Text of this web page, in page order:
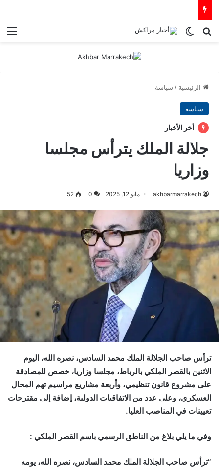
بحث عنالوضع المظلم
الرئيسية / سياسة
سياسة
أخر الأخبار
جلالة الملك يترأس مجلسا
وزاريا
akhbarmarrakech مايو 12, 2025 0
52
ترأس صاحب الجلالة الملك محمد السادس، نصره الله، اليوم
الاثنين بالقصر الملكي بالرباط، مجلسا وزاريا، خصص للمصادقة
على مشروع قانون تنظيمي، وأربعة مشاريع مراسيم تهم المجال
العسكري، وعلى عدد من الاتفاقيات الدولية، إضافة إلى مقترحات
تعيينات في المناصب العليا.
وفي ما يلي بلاغ من الناطق الرسمي باسم القصر الملكي :
“ترأس صاحب الجلالة الملك محمد السادس، نصره الله، يومه